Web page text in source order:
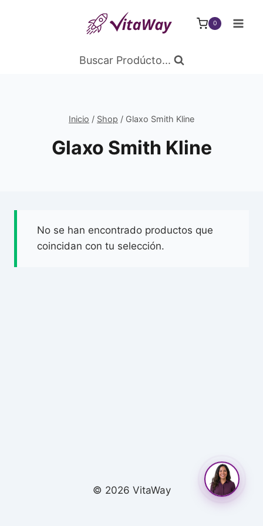
0
Buscar Prodúcto...
Inicio / Shop / Glaxo Smith Kline
Glaxo Smith Kline
No se han encontrado productos que
coincidan con tu selección.
© 2026 VitaWay